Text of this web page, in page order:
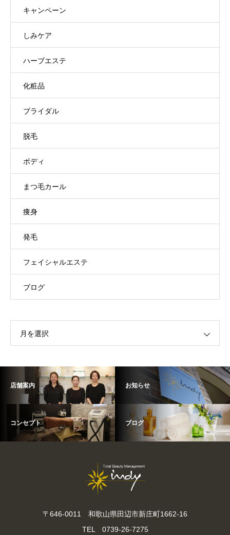
キャンペーン
しみケア
ハーブエステ
化粧品
ブライダル
脱毛
ボディ
まつ毛カール
痩身
発毛
フェイシャルエステ
ブログ
月を選択
店舗案内 お知らせ
コンセプト ブログ
〒646-0011 和歌山県田辺市新庄町1662-16
TEL 0739-26-7275